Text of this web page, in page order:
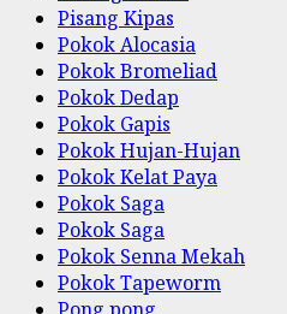
Pisang Kipas
Pokok Alocasia
Pokok Bromeliad
Pokok Dedap
Pokok Gapis
Pokok Hujan-Hujan
Pokok Kelat Paya
Pokok Saga
Pokok Saga
Pokok Senna Mekah
Pokok Tapeworm